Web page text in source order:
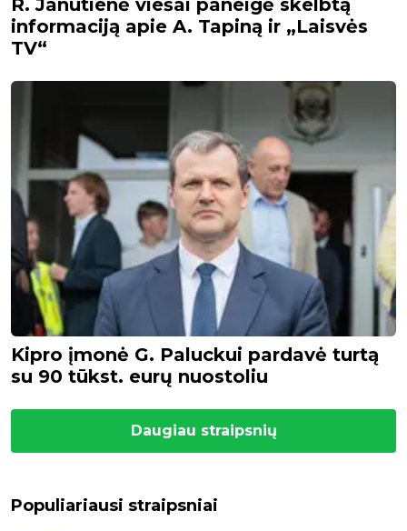
R. Janutienė viešai paneigė skelbtą
informaciją apie A. Tapiną ir „Laisvės
TV“
Kipro įmonė G. Paluckui pardavė turtą
su 90 tūkst. eurų nuostoliu
Daugiau straipsnių
Populiariausi straipsniai